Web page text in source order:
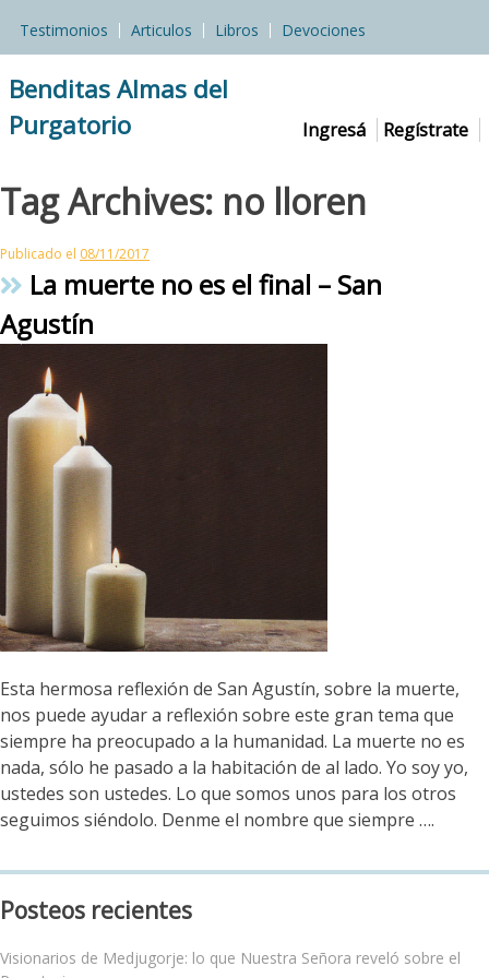
Testimonios Articulos Libros Devociones
Benditas Almas del
Purgatorio
Ingresá Regístrate
Tag Archives: no lloren
Publicado el 08/11/2017
La muerte no es el final – San
Agustín
Esta hermosa reflexión de San Agustín, sobre la muerte,
nos puede ayudar a reflexión sobre este gran tema que
siempre ha preocupado a la humanidad. La muerte no es
nada, sólo he pasado a la habitación de al lado. Yo soy yo,
ustedes son ustedes. Lo que somos unos para los otros
seguimos siéndolo. Denme el nombre que siempre ….
Posteos recientes
Visionarios de Medjugorje: lo que Nuestra Señora reveló sobre el